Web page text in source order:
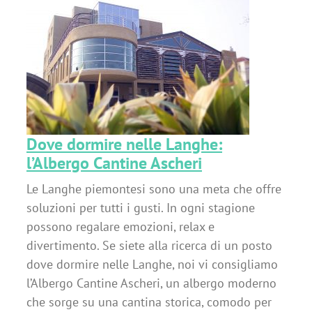
Dove dormire nelle Langhe:
l’Albergo Cantine Ascheri
Le Langhe piemontesi sono una meta che offre
soluzioni per tutti i gusti. In ogni stagione
possono regalare emozioni, relax e
divertimento. Se siete alla ricerca di un posto
dove dormire nelle Langhe, noi vi consigliamo
l’Albergo Cantine Ascheri, un albergo moderno
che sorge su una cantina storica, comodo per